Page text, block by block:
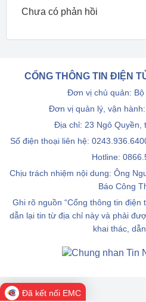
Chưa có phản hồi
CỔNG THÔNG TIN ĐIỆN
Đơn vị chủ quản:
Đơn vị quản lý, vận
Địa chỉ: 23 Ngô Quyền,
Số điện thoại liên hệ:
Hotline:
Chịu trách nhiệm nội dung: Ông
Báo Công
Ghi rõ nguồn “Cổng thông tin
dẫn lại tin từ địa chỉ này và phải
khai thác,
Đã kết nối EMC